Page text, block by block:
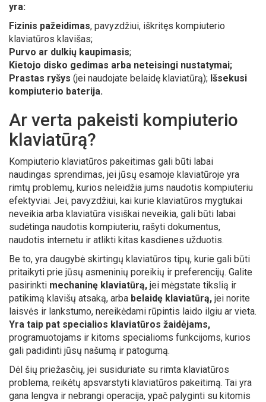
yra:
Fizinis pažeidimas, pavyzdžiui, iškritęs kompiuterio
klaviatūros klavišas;
Purvo ar dulkių kaupimasis;
Kietojo disko gedimas arba neteisingi nustatymai;
Prastas ryšys (jei naudojate belaidę klaviatūrą); Išsekusi
kompiuterio baterija.
Ar verta pakeisti kompiuterio
klaviatūrą?
Kompiuterio klaviatūros pakeitimas gali būti labai
naudingas sprendimas, jei jūsų esamoje klaviatūroje yra
rimtų problemų, kurios neleidžia jums naudotis kompiuteriu
efektyviai. Jei, pavyzdžiui, kai kurie klaviatūros mygtukai
neveikia arba klaviatūra visiškai neveikia, gali būti labai
sudėtinga naudotis kompiuteriu, rašyti dokumentus,
naudotis internetu ir atlikti kitas kasdienes užduotis.
Be to, yra daugybė skirtingų klaviatūros tipų, kurie gali būti
pritaikyti prie jūsų asmeninių poreikių ir preferencijų. Galite
pasirinkti mechaninę klaviatūrą, jei mėgstate tikslią ir
patikimą klavišų atsaką, arba belaidę klaviatūrą, jei norite
laisvės ir lankstumo, nereikėdami rūpintis laido ilgiu ar vieta.
Yra taip pat specialios klaviatūros žaidėjams,
programuotojams ir kitoms specialioms funkcijoms, kurios
gali padidinti jūsų našumą ir patogumą.
Dėl šių priežasčių, jei susiduriate su rimta klaviatūros
problema, reikėtų apsvarstyti klaviatūros pakeitimą. Tai yra
gana lengva ir nebrangi operacija, ypač palyginti su kitomis